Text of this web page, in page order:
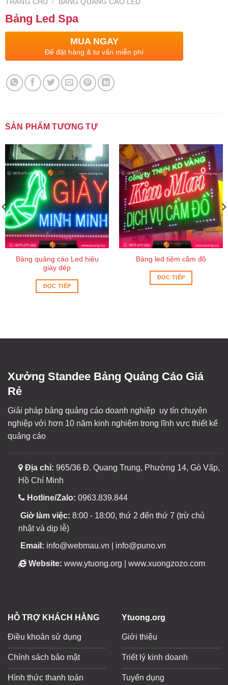
TRANG CHỦ / BẢNG QUẢNG CÁO LED
Bảng Led Spa
MUA NGAY
Để đặt hàng & tư vấn miễn phí
SẢN PHẨM TƯƠNG TỰ
Bảng quảng cáo Led hiệu
giày dép
ĐỌC TIẾP
Bảng led tiệm cầm đồ
ĐỌC TIẾP
Xưởng Standee Bảng Quảng Cáo Giá
Rẻ
Giải pháp bảng quảng cáo doanh nghiệp uy tín chuyên
nghiệp với hơn 10 năm kinh nghiệm trong lĩnh vực thiết kế
quảng cáo
Địa chỉ: 965/36 Đ. Quang Trung, Phường 14, Gò Vấp,
Hồ Chí Minh
Hotline/Zalo: 0963.839.844
Giờ làm việc: 8:00 - 18:00, thứ 2 đến thứ 7 (trừ chủ
nhật và dịp lễ)
Email: info@webmau.vn | info@puno.vn
Website: www.ytuong.org | www.xuongzozo.com
HỖ TRỢ KHÁCH HÀNG
Điều khoản sử dụng
Chính sách bảo mật
Hình thức thanh toán
Ytuong.org
Giới thiệu
Triết lý kinh doanh
Tuyển dụng